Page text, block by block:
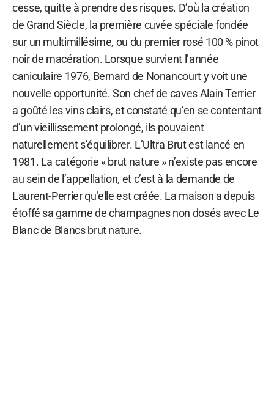
cesse, quitte à prendre des risques. D’où la création
de Grand Siècle, la première cuvée spéciale fondée
sur un multimillésime, ou du premier rosé 100 % pinot
noir de macération. Lorsque survient l’année
caniculaire 1976, Bernard de Nonancourt y voit une
nouvelle opportunité. Son chef de caves Alain Terrier
a goûté les vins clairs, et constaté qu’en se contentant
d’un vieillissement prolongé, ils pouvaient
naturellement s’équilibrer. L’Ultra Brut est lancé en
1981. La catégorie « brut nature » n’existe pas encore
au sein de l’appellation, et c’est à la demande de
Laurent-Perrier qu’elle est créée. La maison a depuis
étoffé sa gamme de champagnes non dosés avec Le
Blanc de Blancs brut nature.